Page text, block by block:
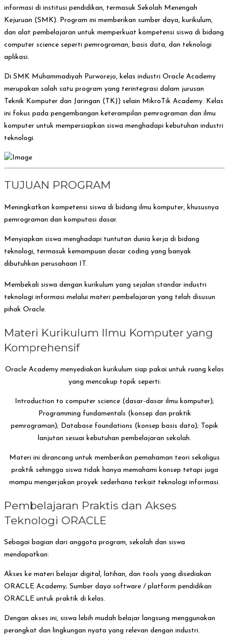
informasi di institusi pendidikan, termasuk Sekolah Menengah
Kejuruan (SMK). Program ini memberikan sumber daya, kurikulum,
dan alat pembelajaran untuk memperkuat kompetensi siswa di bidang
computer science seperti pemrograman, basis data, dan teknologi
aplikasi.
Di SMK Muhammadiyah Purworejo, kelas industri Oracle Academy
merupakan salah satu program yang terintegrasi dalam jurusan
Teknik Komputer dan Jaringan (TKJ) selain MikroTik Academy. Kelas
ini fokus pada pengembangan keterampilan pemrograman dan ilmu
komputer untuk mempersiapkan siswa menghadapi kebutuhan industri
teknologi.
TUJUAN PROGRAM
Meningkatkan kompetensi siswa di bidang ilmu komputer, khususnya
pemrograman dan komputasi dasar.
Menyiapkan siswa menghadapi tuntutan dunia kerja di bidang
teknologi, termasuk kemampuan dasar coding yang banyak
dibutuhkan perusahaan IT.
Membekali siswa dengan kurikulum yang sejalan standar industri
teknologi informasi melalui materi pembelajaran yang telah disusun
pihak Oracle.
Materi Kurikulum Ilmu Komputer yang
Komprehensif
Oracle Academy menyediakan kurikulum siap pakai untuk ruang kelas
yang mencakup topik seperti:
Introduction to computer science (dasar-dasar ilmu komputer);
Programming fundamentals (konsep dan praktik
pemrograman); Database foundations (konsep basis data); Topik
lanjutan sesuai kebutuhan pembelajaran sekolah.
Materi ini dirancang untuk memberikan pemahaman teori sekaligus
praktik sehingga siswa tidak hanya memahami konsep tetapi juga
mampu mengerjakan proyek sederhana terkait teknologi informasi.
Pembelajaran Praktis dan Akses
Teknologi ORACLE
Sebagai bagian dari anggota program, sekolah dan siswa
mendapatkan:
Akses ke materi belajar digital, latihan, dan tools yang disediakan
ORACLE Academy; Sumber daya software / platform pendidikan
ORACLE untuk praktik di kelas.
Dengan akses ini, siswa lebih mudah belajar langsung menggunakan
perangkat dan lingkungan nyata yang relevan dengan industri.